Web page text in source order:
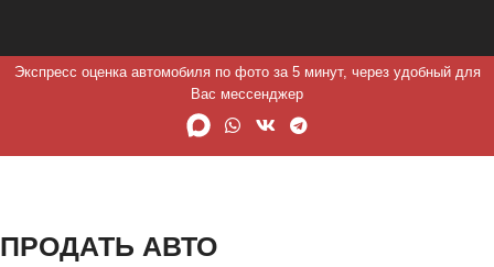
Экспресс оценка автомобиля по фото за 5 минут, через удобный для
Вас мессенджер
ПРОДАТЬ АВТО